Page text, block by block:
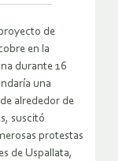
de
en la
durante 16
una
alrededor de
suscitó
protestas
de Uspallata,